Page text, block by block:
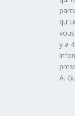
qu’
y a
A.